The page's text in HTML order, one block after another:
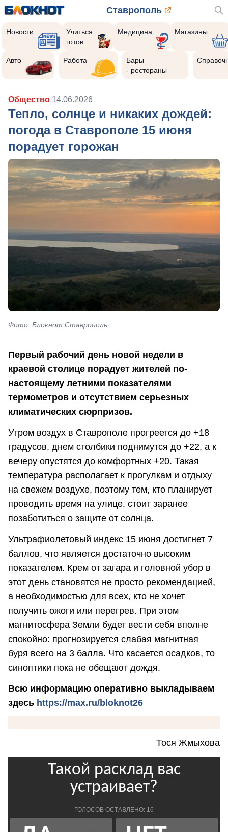
Ставрополь
Новости
Учиться
готов
Медицина Магазины
Авто Работа
Бары
- рестораны
Общество 14.06.2026
Тепло, солнце и никаких дождей:
погода в Ставрополе 15 июня
порадует горожан
Фото: Блокнот Ставрополь
Первый рабочий день новой недели в
краевой столице порадует жителей по-
настоящему летними показателями
термометров и отсутствием серьезных
климатических сюрпризов.
Утром воздух в Ставрополе прогреется до +18
градусов, днем столбики поднимутся до +22, а к
вечеру опустятся до комфортных +20. Такая
температура располагает к прогулкам и отдыху
на свежем воздухе, поэтому тем, кто планирует
проводить время на улице, стоит заранее
позаботиться о защите от солнца.
Ультрафиолетовый индекс 15 июня достигнет 7
баллов, что является достаточно высоким
показателем. Крем от загара и головной убор в
этот день становятся не просто рекомендацией,
а необходимостью для всех, кто не хочет
получить ожоги или перегрев. При этом
магнитосфера Земли будет вести себя вполне
спокойно: прогнозируется слабая магнитная
буря всего на 3 балла. Что касается осадков, то
синоптики пока не обещают дождя.
Всю информацию оперативно выкладываем
здесь https://max.ru/bloknot26
Тося Жмыхова